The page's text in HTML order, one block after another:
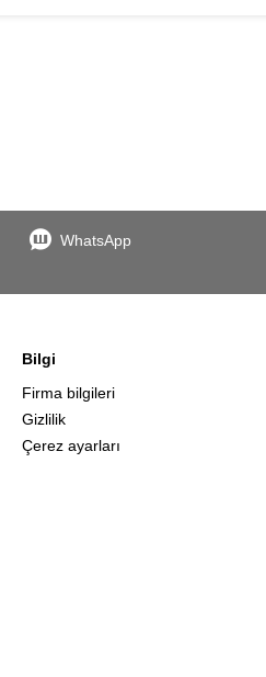
WhatsApp
Bilgi
Firma bilgileri
Gizlilik
Çerez ayarları